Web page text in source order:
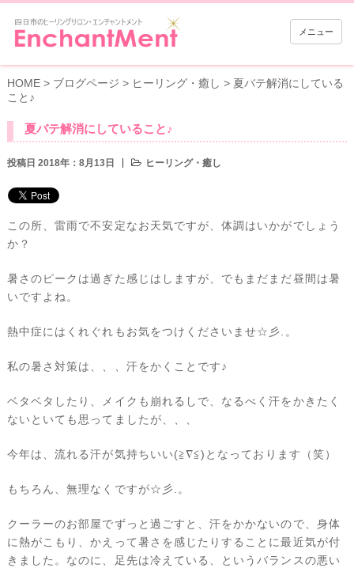
メニュー
HOME> ブログページ > ヒーリング・癒し > 夏バテ解消にしている
こと♪
夏バテ解消にしていること♪
投稿日 2018年：8月13日 ヒーリング・癒し
この所、雷雨で不安定なお天気ですが、体調はいかがでしょう
か？
暑さのピークは過ぎた感じはしますが、でもまだまだ昼間は暑
いですよね。
熱中症にはくれぐれもお気をつけくださいませ☆彡.。
私の暑さ対策は、、、汗をかくことです♪
ベタベタしたり、メイクも崩れるしで、なるべく汗をかきたく
ないといても思ってましたが、、、
今年は、流れる汗が気持ちいい(≧∇≦)となっております（笑）
もちろん、無理なくですが☆彡.。
クーラーのお部屋でずっと過ごすと、汗をかかないので、身体
に熱がこもり、かえって暑さを感じたりすることに最近気が付
きました。なのに、足先は冷えている、というバランスの悪い